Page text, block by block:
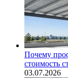
Почему
стоимость
03.07.2026